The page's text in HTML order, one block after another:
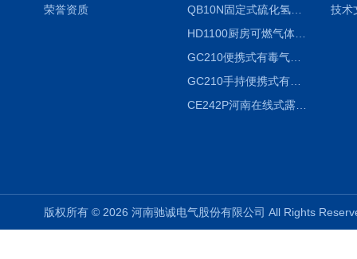
荣誉资质
QB10N固定式硫化氢气体检测仪H2S气体泄漏探头
HD1100厨房可燃气体泄漏浓度探测器天然气检测仪
GC210便携式有毒气体浓度探测器氨气检测仪养殖场
GC210手持便携式有毒CL2气体探测器氯气检测仪
CE242P河南在线式露点仪
技术
版权所有 © 2026 河南驰诚电气股份有限公司 All Rights